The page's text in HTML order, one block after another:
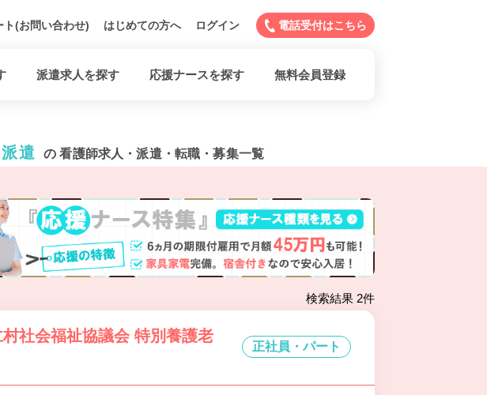
ト(お問い合わせ) はじめての方へ ログイン 電話受付はこちら
派遣求人を探す 応援ナースを探す 無料会員登録
遣 の 看護師求人・派遣・転職・募集一覧
検索結果 2件
社会福祉協議会 特別養護老
正社員・パート